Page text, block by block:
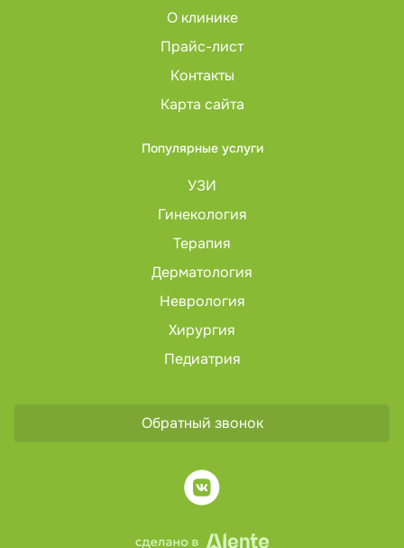
О клинике
Прайс-лист
Контакты
Карта сайта
Популярные услуги
УЗИ
Гинекология
Терапия
Дерматология
Неврология
Хирургия
Педиатрия
Обратный звонок